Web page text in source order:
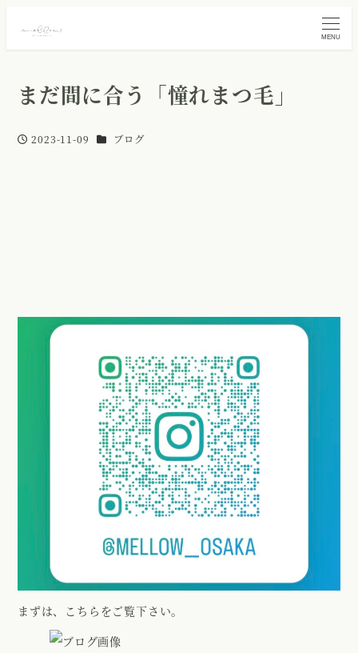
MENU
まだ間に合う「憧れまつ毛」
投稿日
2023-11-09 カテゴリー
ブログ
まずは、こちらをご覧下さい。